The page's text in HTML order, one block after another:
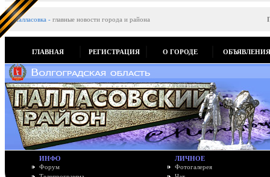
Палласовка - главные новости города и района
ГЛАВНАЯ РЕГИСТРАЦИЯ О ГОРОДЕ ОБЪЯВЛЕНИЯ
ИНФО
Форум
ЛИЧНОЕ
Фотогалерея